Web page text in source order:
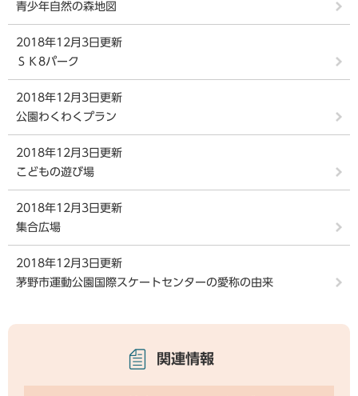
青少年自然の森地図
2018年12月3日更新
ＳＫ8パーク
2018年12月3日更新
公園わくわくプラン
2018年12月3日更新
こどもの遊び場
2018年12月3日更新
集合広場
2018年12月3日更新
茅野市運動公園国際スケートセンターの愛称の由来
関連情報